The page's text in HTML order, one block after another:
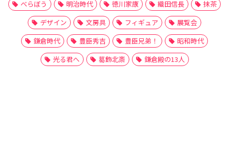
べらぼう
明治時代 徳川家康 織田信長
抹茶
デザイン
文房具 フィギュア
展覧会
鎌倉時代
豊臣秀吉 豊臣兄弟！
昭和時代
光る君へ
葛飾北斎 鎌倉殿の13人